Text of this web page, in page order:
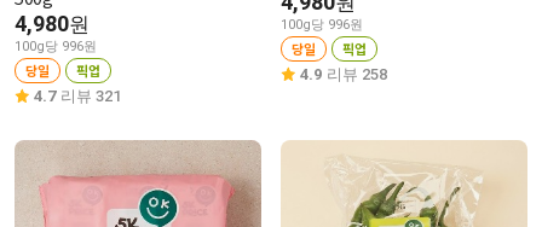
4,980원
100g당 996원
당일 픽업
4.7 리뷰 321
100g당 996원
당일 픽업
4.9 리뷰 258